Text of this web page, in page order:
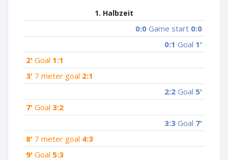
1. Halbzeit
0:0 Game start 0:0
0:1 Goal 1'
2' Goal 1:1
3' 7 meter goal 2:1
2:2 Goal 5'
7' Goal 3:2
3:3 Goal 7'
8' 7 meter goal 4:3
9' Goal 5:3